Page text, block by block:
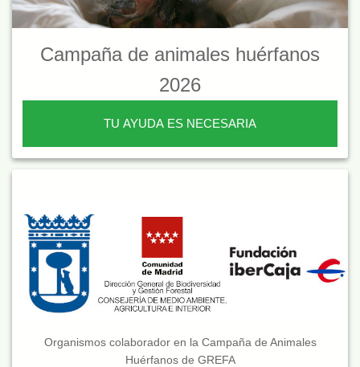
Campaña de animales huérfanos
2026
TU AYUDA ES NECESARIA
Organismos colaborador en la Campaña de Animales
Huérfanos de GREFA